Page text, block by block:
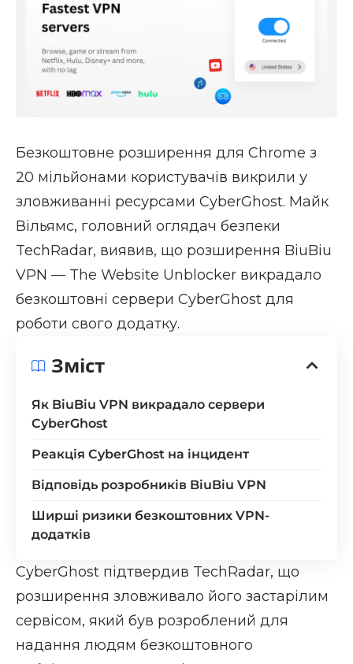
Безкоштовне розширення для Chrome з
20 мільйонами користувачів викрили у
зловживанні ресурсами CyberGhost. Майк
Вільямс, головний оглядач безпеки
TechRadar, виявив, що розширення BiuBiu
VPN — The Website Unblocker викрадало
безкоштовні сервери CyberGhost для
роботи свого додатку.
Зміст
Як BiuBiu VPN викрадало сервери
CyberGhost
Реакція CyberGhost на інцидент
Відповідь розробників BiuBiu VPN
Ширші ризики безкоштовних VPN-
додатків
CyberGhost підтвердив TechRadar, що
розширення зловживало його застарілим
сервісом, який був розроблений для
надання людям безкоштовного